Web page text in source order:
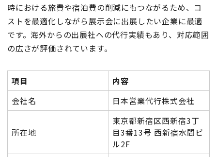
時における旅費や宿泊費の削減にもつながるため、コ
ストを最適化しながら展示会に出展したい企業に最適
です。海外からの出展社への代行実績もあり、対応範囲
の広さが評価されています。
項目
内容
会社名
日本営業代行株式会社
所在地
東京都新宿区西新宿3丁
目3番13号 西新宿水間ビ
ル2F